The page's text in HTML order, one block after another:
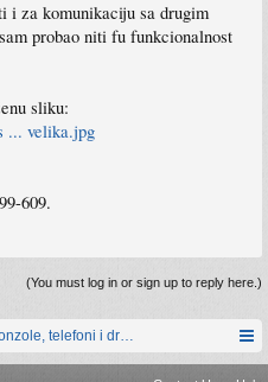
i za komunikaciju sa drugim
probao niti fu funkcionalnost
sliku:
... velika.jpg
609.
(You must log in or sign up to reply here.)
telefoni i drugi gadgeti